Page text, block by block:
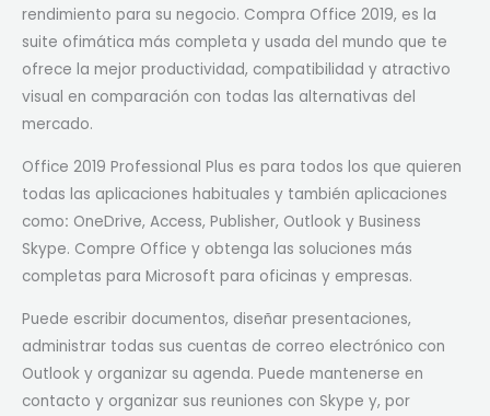
rendimiento para su negocio. Compra Office 2019, es la
suite ofimática más completa y usada del mundo que te
ofrece la mejor productividad, compatibilidad y atractivo
visual en comparación con todas las alternativas del
mercado.
Office 2019 Professional Plus es para todos los que quieren
todas las aplicaciones habituales y también aplicaciones
como: OneDrive, Access, Publisher, Outlook y Business
Skype. Compre Office y obtenga las soluciones más
completas para Microsoft para oficinas y empresas.
Puede escribir documentos, diseñar presentaciones,
administrar todas sus cuentas de correo electrónico con
Outlook y organizar su agenda. Puede mantenerse en
contacto y organizar sus reuniones con Skype y, por